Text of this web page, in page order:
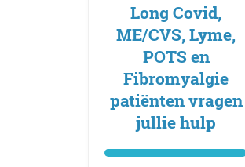
Long Covid,
ME/CVS, Lyme,
POTS en
Fibromyalgie
patiënten vragen
jullie hulp